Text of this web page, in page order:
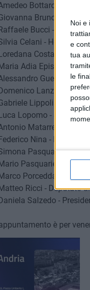
Noi e
e
tua
le
Bottaro - Sindaco
Bruno - Sindaca
Bucci -
Celani - Head of
Costanza -
Adia Episcopo -
Guerrera -
Lanzilotta -
Lippolis -
Lopomo - Sindaco
Matarrelli -
Nina - Project
Pasquali -
Pasquariello -
Porcedda -
Ricci - Deputato
Salzedo -
è per